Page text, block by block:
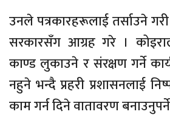
उनले पत्रकारहरूलाई तर्साउने
सरकारसँग आग्रह गरे ।
काण्ड लुकाउने र संरक्षण गर्ने
नहुने भन्दै प्रहरी प्रशासनलाई
काम गर्न दिने वातावरण